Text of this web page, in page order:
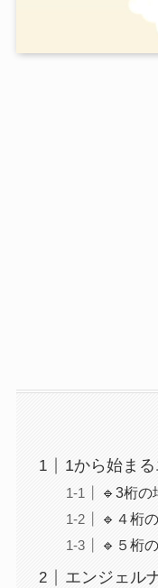
1から始ま
🔹3桁の
🔹４桁
🔹５桁
エンジェル